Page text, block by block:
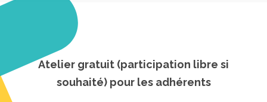
Atelier gratuit (participation libre si
souhaité) pour les adhérents